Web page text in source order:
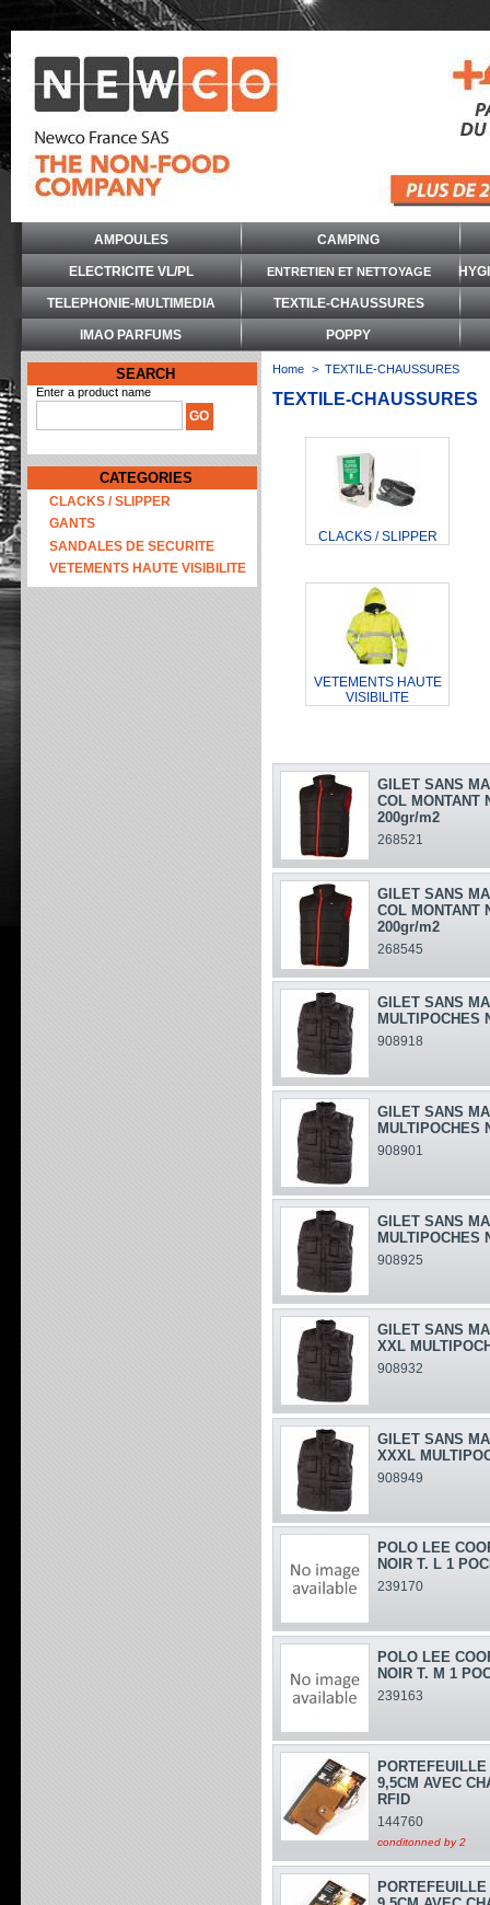
AMPOULES CAMPING
ELECTRICITE VL/PL ENTRETIEN ET NETTOYAGE
TELEPHONIE-MULTIMEDIA TEXTILE-CHAUSSURES
IMAO PARFUMS POPPY
SEARCH
Enter a product name
CATEGORIES
CLACKS / SLIPPER
GANTS
SANDALES DE SECURITE
VETEMENTS HAUTE VISIBILITE
Home > TEXTILE-CHAUSSURES
TEXTILE-CHAUSSURES
CLACKS / SLIPPER
VETEMENTS HAUTE
VISIBILITE
GILET SANS
COL MONTANT
200gr/m2
268521
GILET SANS
COL MONTANT
200gr/m2
268545
GILET SANS
MULTIPOCHES
908918
GILET SANS
MULTIPOCHES
908901
GILET SANS
MULTIPOCHES
908925
GILET SANS
XXL
908932
GILET SANS
XXXL
908949
POLO LEE
NOIR T. L 1
239170
POLO LEE
NOIR T. M 1
239163
PORTEFEUILLE
9,5CM AVEC
RFID
144760
conditonned by 2